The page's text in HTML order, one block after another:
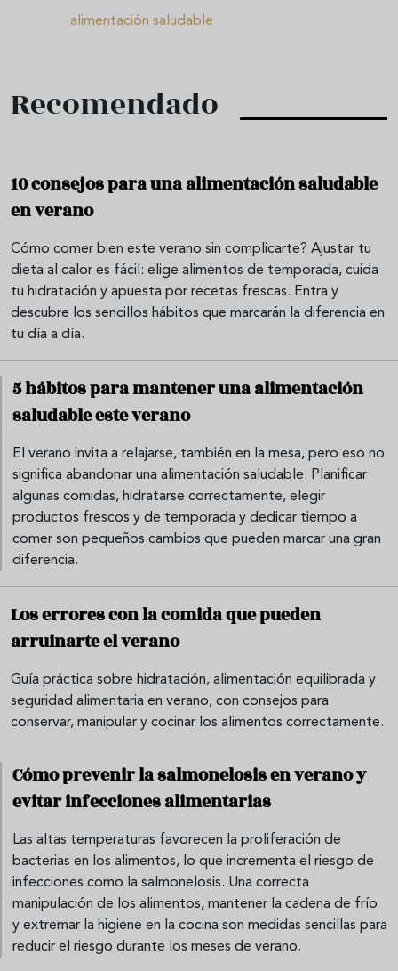
alimentación saludable
Recomendado
10 consejos para una alimentación saludable
en verano
Cómo comer bien este verano sin complicarte? Ajustar tu
dieta al calor es fácil: elige alimentos de temporada, cuida
tu hidratación y apuesta por recetas frescas. Entra y
descubre los sencillos hábitos que marcarán la diferencia en
tu día a día.
5 hábitos para mantener una alimentación
saludable este verano
El verano invita a relajarse, también en la mesa, pero eso no
significa abandonar una alimentación saludable. Planificar
algunas comidas, hidratarse correctamente, elegir
productos frescos y de temporada y dedicar tiempo a
comer son pequeños cambios que pueden marcar una gran
diferencia.
Los errores con la comida que pueden
arruinarte el verano
Guía práctica sobre hidratación, alimentación equilibrada y
seguridad alimentaria en verano, con consejos para
conservar, manipular y cocinar los alimentos correctamente.
Cómo prevenir la salmonelosis en verano y
evitar infecciones alimentarias
Las altas temperaturas favorecen la proliferación de
bacterias en los alimentos, lo que incrementa el riesgo de
infecciones como la salmonelosis. Una correcta
manipulación de los alimentos, mantener la cadena de frío
y extremar la higiene en la cocina son medidas sencillas para
reducir el riesgo durante los meses de verano.